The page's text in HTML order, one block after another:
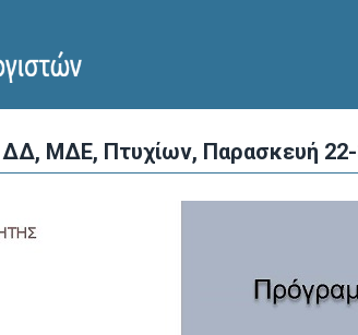
ΜΔΕ, Πτυχίων, Παρασκευή